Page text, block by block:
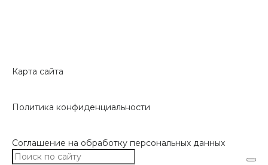
Карта сайта
Политика конфиденциальности
Соглашение на обработку персональных данных